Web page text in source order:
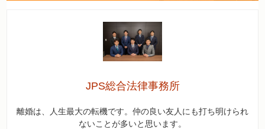
JPS総合法律事務所
離婚は、人生最大の転機です。仲の良い友人にも打ち明けられ
ないことが多いと思います。